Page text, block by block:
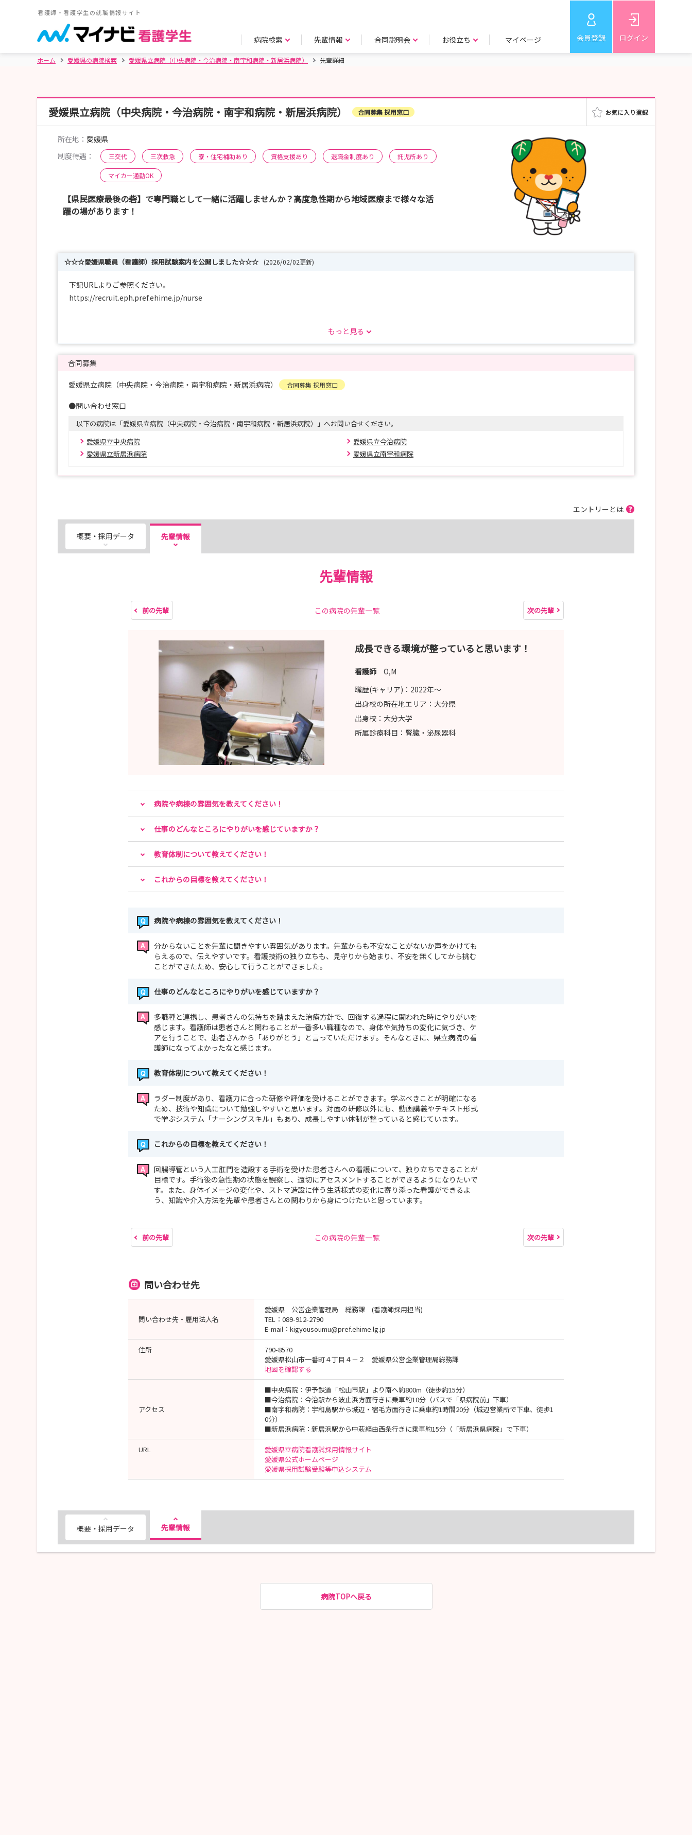
看護師・看護学生の就職情報サイト
病院検索 先輩情報 合同説明会 お役立ち マイページ 会員登録 ログイン
ホーム 愛媛県の病院検索 愛媛県立病院（中央病院・今治病院・南宇和病院・新居浜病院） 先輩詳細
愛媛県立病院（中央病院・今治病院・南宇和病院・新居浜病院） 合同募集 採用窓口
所在地： 愛媛県
制度待遇：
三交代 三次救急 寮・住宅補助あり 資格支援あり 退職金制度あり 託児所あり
マイカー通勤OK
【県民医療最後の砦】で専門職として一緒に活躍しませんか？高度急性期から地域医療まで様々な活
躍の場があります！
☆☆☆愛媛県職員（看護師）採用試験案内を公開しました☆☆☆ (2026/02/02更新)
下記URLよりご参照ください。
https://recruit.eph.pref.ehime.jp/nurse
https://recruit.eph.pref.ehime.jp/nurse/pdf/ehimenurse_rct_panf2026.pdf
☆☆☆愛媛県立病院看護師採用情報サイト☆☆☆
「大好きな愛媛の、大好きな看護師へ。」
https://recruit.eph.pref.ehime.jp/nurse
もっと見る
合同募集
愛媛県立病院（中央病院・今治病院・南宇和病院・新居浜病院） 合同募集 採用窓口
●問い合わせ窓口
以下の病院は「愛媛県立病院（中央病院・今治病院・南宇和病院・新居浜病院）」へお問い合せください。
愛媛県立中央病院
愛媛県立今治病院
愛媛県立新居浜病院
愛媛県立南宇和病院
エントリーとは
概要・採用データ 先輩情報
先輩情報
前の先輩 この病院の先輩一覧 次の先輩
成長できる環境が整っていると思います！
看護師 O,M
職歴(キャリア)： 2022年〜
出身校の所在地エリア： 大分県
出身校： 大分大学
所属診療科目： 腎臓・泌尿器科
病院や病棟の雰囲気を教えてください！
仕事のどんなところにやりがいを感じていますか？
教育体制について教えてください！
これからの目標を教えてください！
病院や病棟の雰囲気を教えてください！
分からないことを先輩に聞きやすい雰囲気があります。先輩からも不安なことがないか声をかけても
らえるので、伝えやすいです。看護技術の独り立ちも、見守りから始まり、不安を無くしてから挑む
ことができたため、安心して行うことができました。
仕事のどんなところにやりがいを感じていますか？
多職種と連携し、患者さんの気持ちを踏まえた治療方針で、回復する過程に関われた時にやりがいを
感じます。看護師は患者さんと関わることが一番多い職種なので、身体や気持ちの変化に気づき、ケ
アを行うことで、患者さんから「ありがとう」と言っていただけます。そんなときに、県立病院の看
護師になってよかったなと感じます。
教育体制について教えてください！
ラダー制度があり、看護力に合った研修や評価を受けることができます。学ぶべきことが明確になる
ため、技術や知識について勉強しやすいと思います。対面の研修以外にも、動画講義やテキスト形式
で学ぶシステム「ナーシングスキル」もあり、成長しやすい体制が整っていると感じています。
これからの目標を教えてください！
回腸導管という人工肛門を造設する手術を受けた患者さんへの看護について、独り立ちできることが
目標です。手術後の急性期の状態を観察し、適切にアセスメントすることができるようになりたいで
す。また、身体イメージの変化や、ストマ造設に伴う生活様式の変化に寄り添った看護ができるよ
う、知識や介入方法を先輩や患者さんとの関わりから身につけたいと思っています。
前の先輩 この病院の先輩一覧 次の先輩
問い合わせ先
問い合わせ先・雇用法人名
愛媛県 公営企業管理局 総務課 (看護師採用担当)
TEL：089-912-2790
E-mail：kigyousoumu@pref.ehime.lg.jp
住所
790-8570
愛媛県松山市一番町４丁目４－２ 愛媛県公営企業管理局総務課
地図を確認する
アクセス
■中央病院：伊予鉄道「松山市駅」より南へ約800m（徒歩約15分）
■今治病院：今治駅から波止浜方面行きに乗車約10分（バスで「県病院前」下車）
■南宇和病院：宇和島駅から城辺・宿毛方面行きに乗車約1時間20分（城辺営業所で下車、徒歩1
0分）
■新居浜病院：新居浜駅から中萩経由西条行きに乗車約15分（「新居浜県病院」で下車）
URL
愛媛県立病院看護試採用情報サイト
愛媛県公式ホームページ
愛媛県採用試験受験等申込システム
概要・採用データ 先輩情報
病院TOPへ戻る